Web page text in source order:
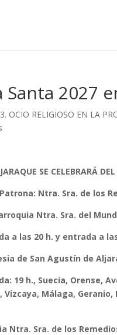
Santa 2027
OCIO RELIGIOSO EN LA
SE CELEBRARÁ
Ntra. Sra. de los
Parroquia Ntra. Sra. del
a las 20 h. y entrada a
de San Agustín de
19 h., Suecia, Orense,
Vizcaya, Málaga,
Ntra. Sra. de los